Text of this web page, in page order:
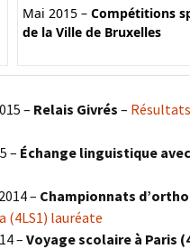
Mai 2015 – Compétitions
de la Ville de Bruxelles
– Relais Givrés – Résultats
– Échange linguistique
– Championnats
(4LS1) lauréate
– Voyage scolaire à Paris